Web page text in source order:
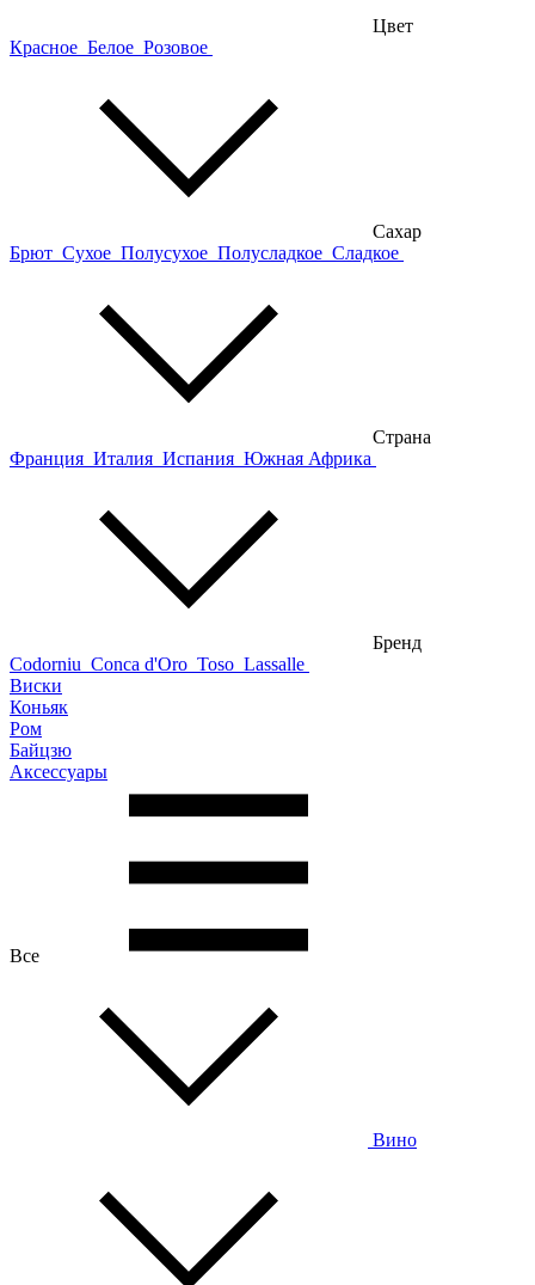
Цвет
Красное Белое Розовое
Сахар
Брют Сухое Полусухое Полусладкое Сладкое
Страна
Франция Италия Испания Южная Африка
Бренд
Codorniu Conca d'Oro Toso Lassalle
Виски
Коньяк
Ром
Байцзю
Аксессуары
Все
Вино